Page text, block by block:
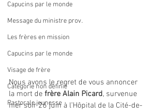
Capucins par le monde
Message du ministre prov.
Les frères en mission
Capucins par le monde
Visage de frère
Catégorie non définie
Pastorale jeunesse
Nous avons le regret de vous annoncer
la mort de frère Alain Picard, survenue
hier soir 26 juin à l’Hôpital de la Cité-de-